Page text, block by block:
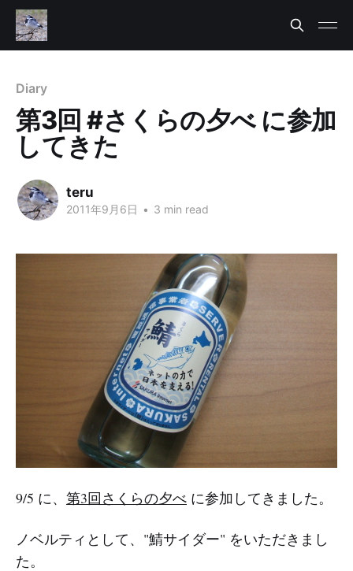
Diary
第3回 #さくらの夕べ に参加
してきた
teru
2011年9月6日 • 3 min read
9/5 に、 第3回さくらの夕べ に参加してきました。
ノベルティとして、"鯖サイダー" をいただきまし
た。